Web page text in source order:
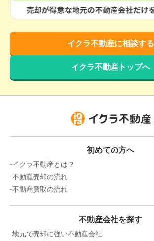
イクラ不動産に相談する
イクラ不動産トップへ
初めての方へ
イクラ不動産とは？
不動産売却の流れ
不動産買取の流れ
不動産会社を探す
地元で売却に強い不動産会社